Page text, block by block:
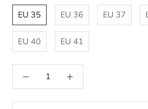
EU 35
EU 36 EU 37
EU 40 EU 41